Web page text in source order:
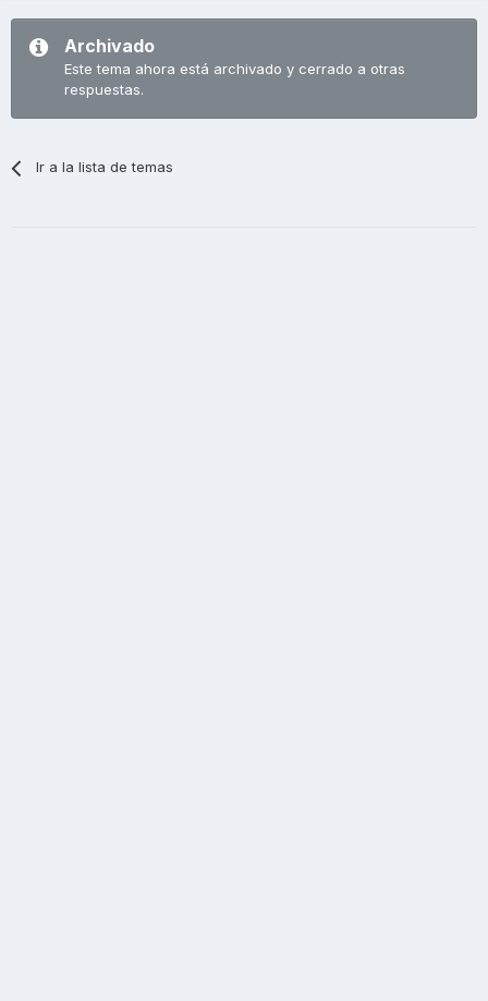
Archivado
Este tema ahora está archivado y cerrado a otras
respuestas.
Ir a la lista de temas